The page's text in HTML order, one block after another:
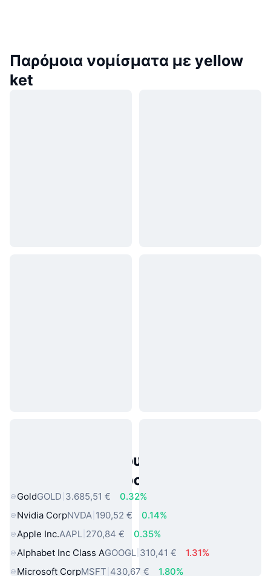
Παρόμοια νομίσματα με yellow
ket
Δημοφιλή περιουσιακά στοιχεία
πραγματικού κόσμου
GoldGOLD 3.685,51 €
0.32%
Nvidia CorpNVDA 190,52 €
0.14%
Apple Inc.AAPL 270,84 €
0.35%
Alphabet Inc Class AGOOGL 310,41 €
1.31%
Microsoft CorpMSFT 430,67 € 1.80%